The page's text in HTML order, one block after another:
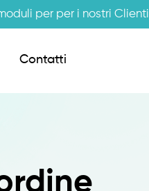
per per i nostri Clienti
Provvigioni
Contatti